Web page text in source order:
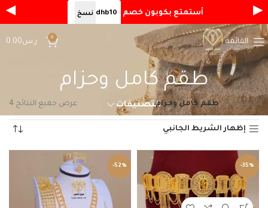
القائمة
0
ر.س0.00
طقم كامل وحزام
التصنيفات الرئيسية طقم كامل وحزام عرض جميع النتائج 4
إظهار الشريط الجانبي
-35%
-52%
◀ أستمتع بكوبون خصم dhb10 نسخ ▶